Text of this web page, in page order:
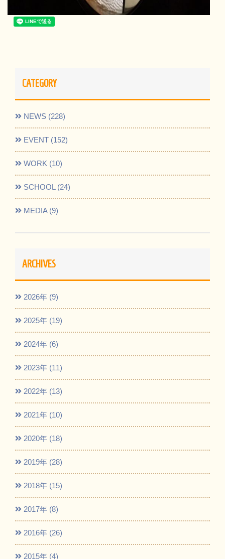
CATEGORY
NEWS (228)
EVENT (152)
WORK (10)
SCHOOL (24)
MEDIA (9)
ARCHIVES
2026年 (9)
2025年 (19)
2024年 (6)
2023年 (11)
2022年 (13)
2021年 (10)
2020年 (18)
2019年 (28)
2018年 (15)
2017年 (8)
2016年 (26)
2015年 (4)